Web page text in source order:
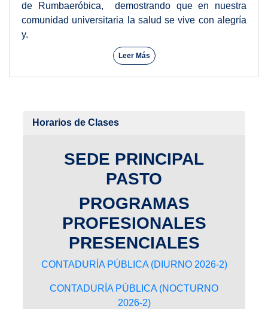
de Rumbaeróbica, demostrando que en nuestra
comunidad universitaria la salud se vive con alegría
y.
Leer Más
Horarios de Clases
SEDE PRINCIPAL
PASTO
PROGRAMAS
PROFESIONALES
PRESENCIALES
CONTADURÍA PÚBLICA (DIURNO 2026-2)
CONTADURÍA PÚBLICA (NOCTURNO
2026-2)